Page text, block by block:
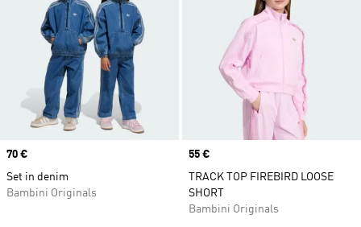
Price
70 €
Set in denim
Bambini Originals
Price
55 €
TRACK TOP FIREBIRD LOOSE
SHORT
Bambini Originals